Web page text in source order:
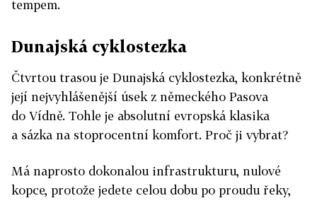
tempem.
Dunajská cyklostezka
Čtvrtou trasou je Dunajská cyklostezka, konkrétně
její nejvyhlášenější úsek z německého Pasova
do Vídně. Tohle je absolutní evropská klasika
a sázka na stoprocentní komfort. Proč ji vybrat?
Má naprosto dokonalou infrastrukturu, nulové
kopce, protože jedete celou dobu po proudu řeky,